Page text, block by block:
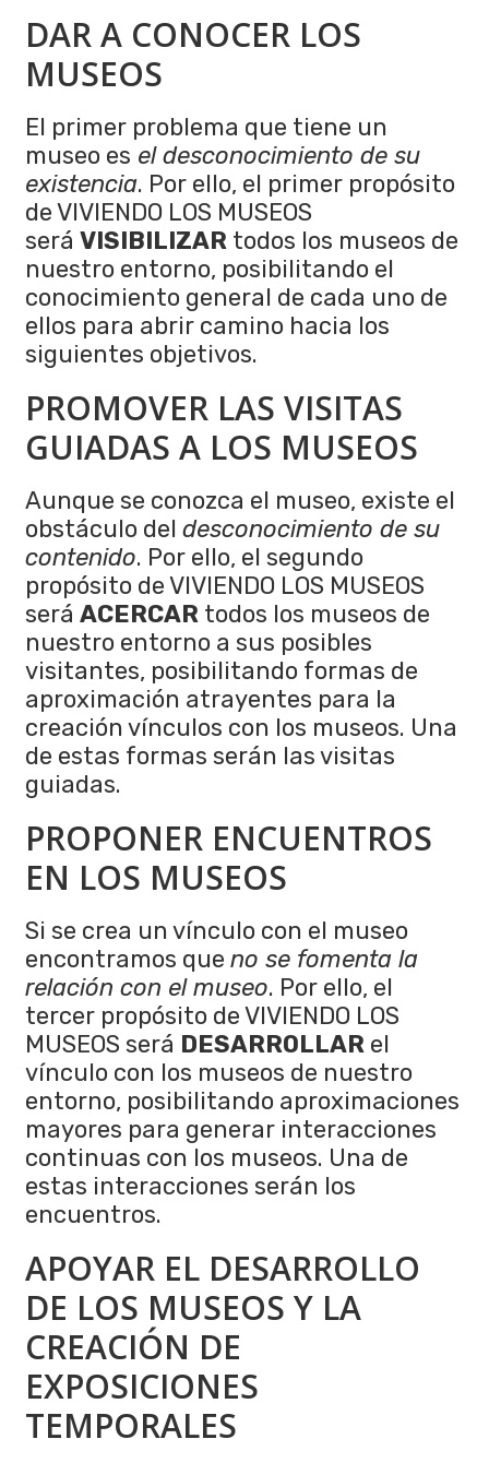
DAR A CONOCER LOS
MUSEOS
El primer problema que tiene un
museo es el desconocimiento de su
existencia. Por ello, el primer propósito
de VIVIENDO LOS MUSEOS
será VISIBILIZAR todos los museos de
nuestro entorno, posibilitando el
conocimiento general de cada uno de
ellos para abrir camino hacia los
siguientes objetivos.
PROMOVER LAS VISITAS
GUIADAS A LOS MUSEOS
Aunque se conozca el museo, existe el
obstáculo deldesconocimiento de su
contenido. Por ello, el segundo
propósito de VIVIENDO LOS MUSEOS
será ACERCAR todos los museos de
nuestro entorno a sus posibles
visitantes, posibilitando formas de
aproximación atrayentes para la
creación vínculos con los museos. Una
de estas formas serán las visitas
guiadas.
PROPONER ENCUENTROS
EN LOS MUSEOS
Si se crea un vínculo con el museo
encontramos queno se fomenta la
relación con el museo. Por ello, el
tercer propósito de VIVIENDO LOS
MUSEOS será DESARROLLAR el
vínculo con los museos de nuestro
entorno, posibilitando aproximaciones
mayores para generar interacciones
continuas con los museos. Una de
estas interacciones serán los
encuentros.
APOYAR EL DESARROLLO
DE LOS MUSEOS Y LA
CREACIÓN DE
EXPOSICIONES
TEMPORALES